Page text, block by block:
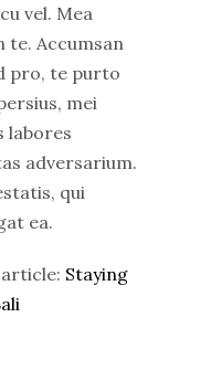
vel. Mea
te. Accumsan
pro, te purto
mei
labores
adversarium.
qui
ea.
Staying